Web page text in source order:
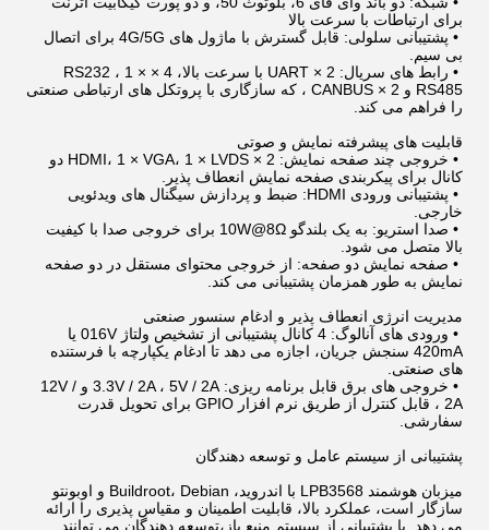
برای ارتباطات با سرعت بالا
•
پشتیبانی سلولی: قابل گسترش با ماژول های 4G/5G برای اتصال
بی سیم.
•
رابط های سریال: 2 × UART با سرعت بالا، 4 × RS232 ، 1 ×
RS485 و 2 × CANBUS ، که سازگاری با پروتکل های ارتباطی صنعتی
را فراهم می کند.
قابلیت های پیشرفته نمایش و صوتی
•
خروجی چند صفحه نمایش: 2 × HDMI، 1 × VGA، 1 × LVDS دو
کانال برای پیکربندی صفحه نمایش انعطاف پذیر.
•
پشتیبانی ورودی HDMI: ضبط و پردازش سیگنال های ویدئویی
خارجی.
•
صدا استریو: به یک بلندگو 10W@8Ω برای خروجی صدا با کیفیت
بالا متصل می شود.
• صفحه نمایش دو صفحه: از خروجی محتوای مستقل در دو صفحه
نمایش به طور همزمان پشتیبانی می کند.
مدیریت انرژی انعطاف پذیر و ادغام سنسور صنعتی
•
ورودی های آنالوگ: 4 کانال پشتیبانی از تشخیص ولتاژ 016V یا
420mA سنجش جریان، اجازه می دهد تا ادغام یکپارچه با فرستنده
های صنعتی.
•
خروجی های برق قابل برنامه ریزی: 3.3V / 2A ، 5V / 2A و 12V /
2A ، قابل کنترل از طریق نرم افزار GPIO برای تحویل قدرت
سفارشی.
پشتیبانی از سیستم عامل و توسعه دهندگان
میزبان هوشمند LPB3568 با اندروید، Buildroot، Debian و اوبونتو
سازگار است، عملکرد بالا، قابلیت اطمینان و مقیاس پذیری را ارائه
می دهد. با پشتیبانی از سیستم منبع باز،توسعه دهندگان می توانند